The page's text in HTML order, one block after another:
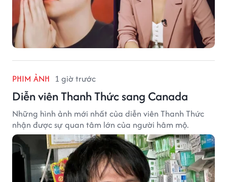
PHIM ẢNH 1 giờ trước
Diễn viên Thanh Thức sang Canada
Những hình ảnh mới nhất của diễn viên Thanh Thức
nhận được sự quan tâm lớn của người hâm mộ.